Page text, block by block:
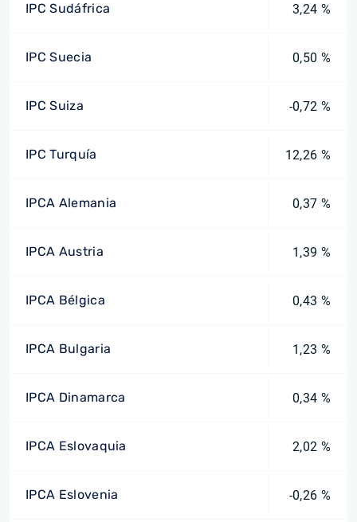
IPC Sudáfrica 3,24 %
IPC Suecia 0,50 %
IPC Suiza -0,72 %
IPC Turquía 12,26 %
IPCA Alemania 0,37 %
IPCA Austria 1,39 %
IPCA Bélgica 0,43 %
IPCA Bulgaria 1,23 %
IPCA Dinamarca 0,34 %
IPCA Eslovaquia 2,02 %
IPCA Eslovenia -0,26 %